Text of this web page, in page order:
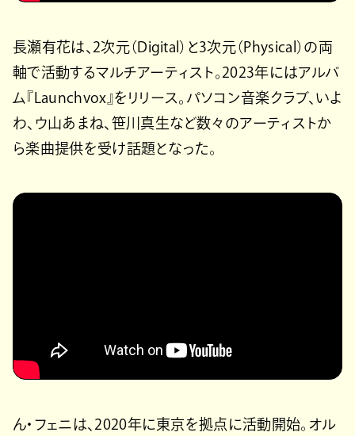
長瀬有花は、2次元（Digital）と3次元（Physical）の両
軸で活動するマルチアーティスト。2023年にはアルバ
ム『Launchvox』をリリース。パソコン音楽クラブ、いよ
わ、ウ山あまね、笹川真生など数々のアーティストか
ら楽曲提供を受け話題となった。
ん・フェニは、2020年に東京を拠点に活動開始。オル